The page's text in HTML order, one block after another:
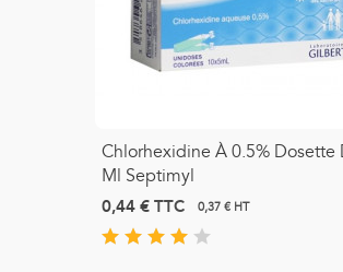
Chlorhexidine À 0.5% Dosette
Ml Septimyl
0,44 €TTC 0,37 € HT